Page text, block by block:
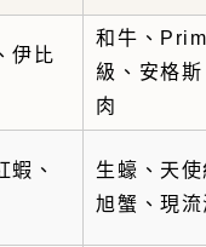
伊比
和牛、
級、安格
肉
蝦、
生蠔、天使
旭蟹、現流